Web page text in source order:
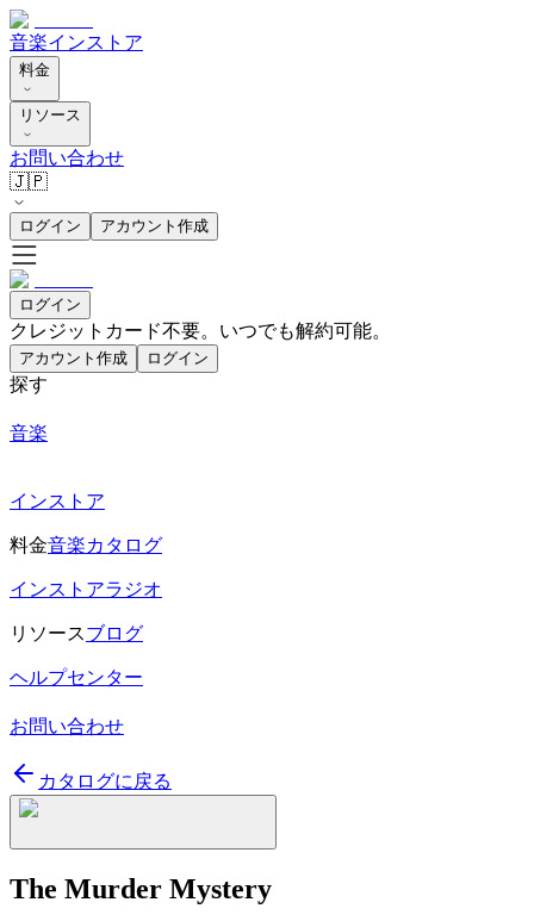
音楽インストア
料金
リソース
お問い合わせ
🇯🇵
ログイン アカウント作成
ログイン
クレジットカード不要。いつでも解約可能。
アカウント作成 ログイン
探す
音楽
インストア
料金音楽カタログ
インストアラジオ
リソースブログ
ヘルプセンター
お問い合わせ
カタログに戻る
The Murder Mystery